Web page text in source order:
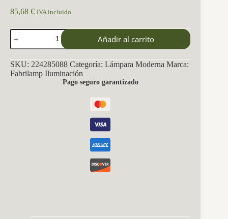
85,68 € IVA incluido
Plafon
Azores
Negro/madera
120w
3000-
4000-
Añadir al carrito
SKU: 224285088 Categoría: Lámpara Moderna Marca:
Fabrilamp Iluminación
Pago seguro garantizado